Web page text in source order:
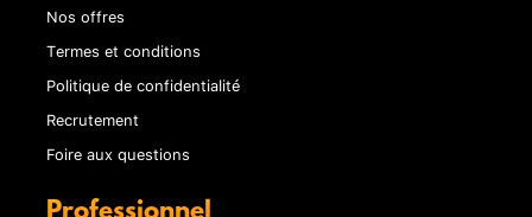
Nos offres
Termes et conditions
Politique de confidentialité
Recrutement
Foire aux questions